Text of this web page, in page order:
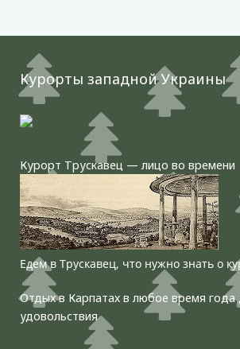
Курорты западной Украины
Курорт Трускавец — лицо во времени
Едем в Трускавец, что нужно знать о
Отдых в Карпатах в любое время года
удовольствия